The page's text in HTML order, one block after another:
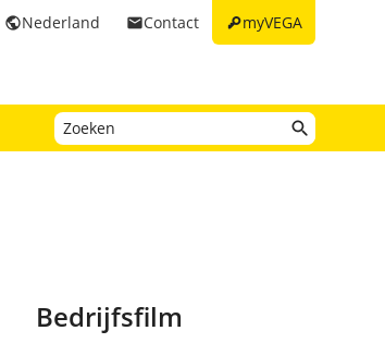
keymyVEGA
emailContact
publicNederland
Bedrijfsfilm